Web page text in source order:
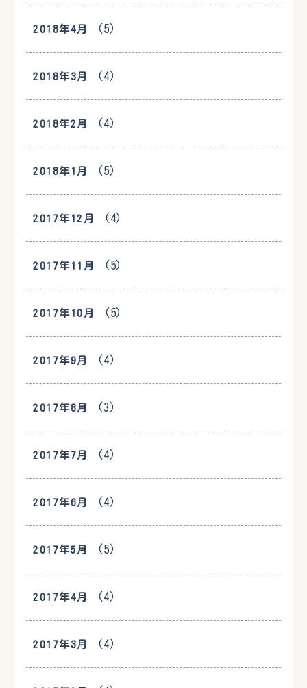
2018年4月 (5)
2018年3月 (4)
2018年2月 (4)
2018年1月 (5)
2017年12月 (4)
2017年11月 (5)
2017年10月 (5)
2017年9月 (4)
2017年8月 (3)
2017年7月 (4)
2017年6月 (4)
2017年5月 (5)
2017年4月 (4)
2017年3月 (4)